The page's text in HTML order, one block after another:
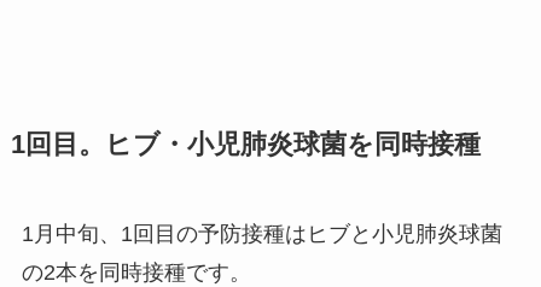
1回目。ヒブ・小児肺炎球菌を同時接種
1月中旬、1回目の予防接種はヒブと小児肺炎球菌
の2本を同時接種です。